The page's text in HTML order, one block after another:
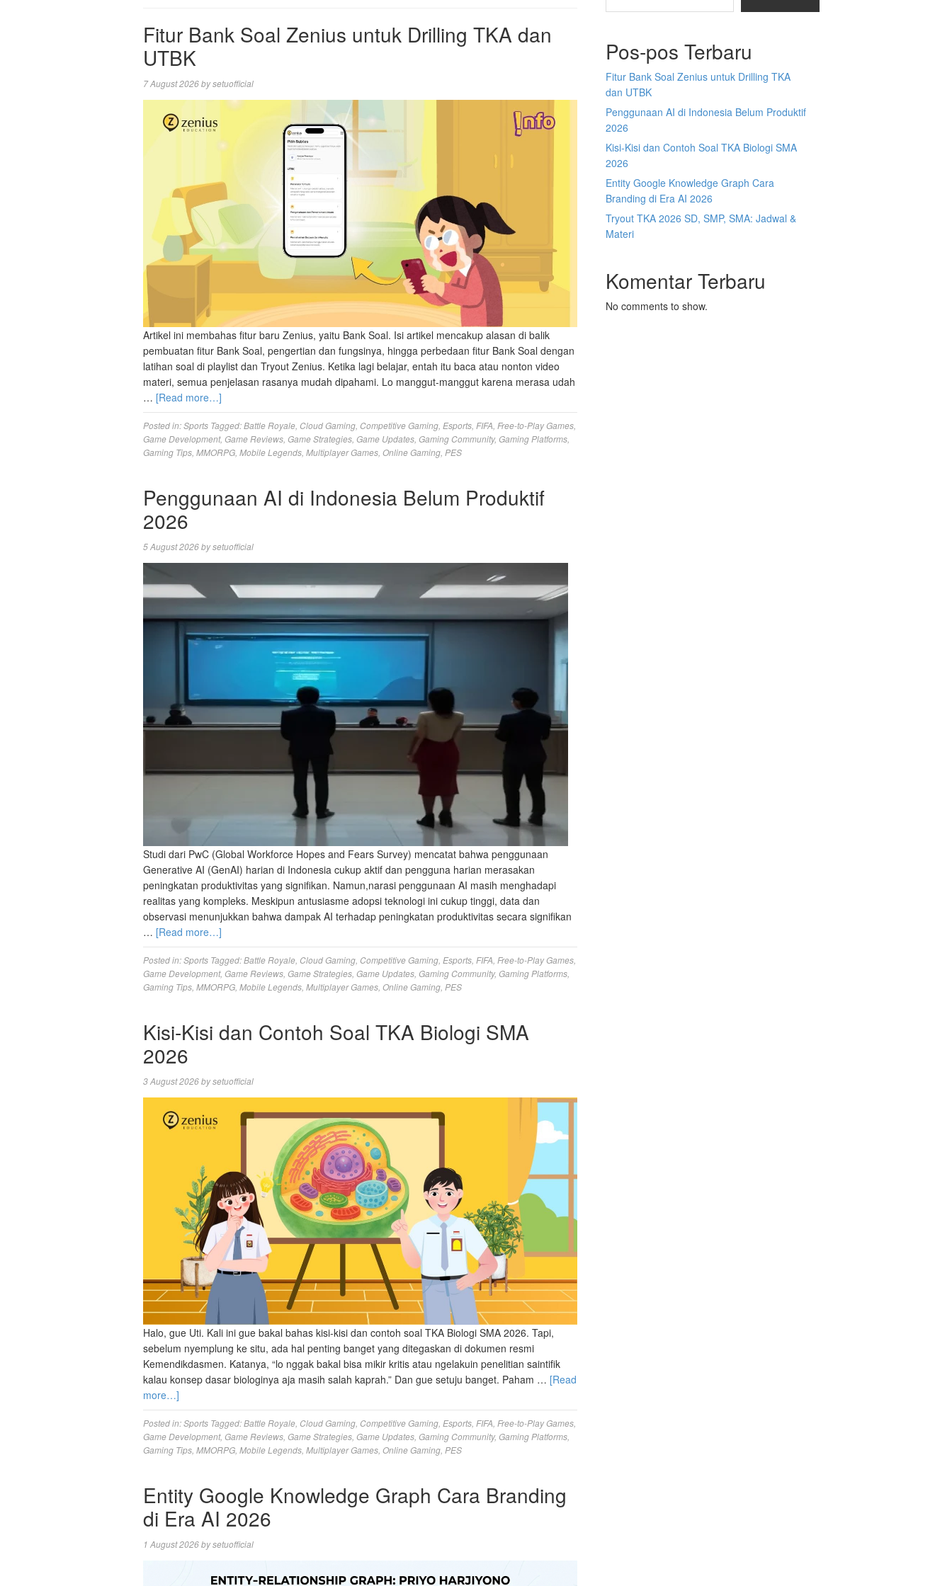
Fitur Bank Soal Zenius untuk Drilling TKA dan
UTBK
7 August 2026bysetuofficial
Artikel ini membahas fitur baru Zenius, yaitu Bank Soal. Isi artikel mencakup alasan di balik
pembuatan fitur Bank Soal, pengertian dan fungsinya, hingga perbedaan fitur Bank Soal dengan
latihan soal di playlist dan Tryout Zenius. Ketika lagi belajar, entah itu baca atau nonton video
materi, semua penjelasan rasanya mudah dipahami. Lo manggut-manggut karena merasa udah
… [Read more…]
Posted in:Sports Tagged:Battle Royale Cloud Gaming Competitive Gaming Esports FIFA Free-to-Play Games
Game Development, Game Reviews Game Strategies Game Updates Gaming Community, Gaming Platforms
Gaming Tips MMORPG Mobile Legends Multiplayer Games Online Gaming PES
Penggunaan AI di Indonesia Belum Produktif
2026
5 August 2026bysetuofficial
Studi dari PwC (Global Workforce Hopes and Fears Survey) mencatat bahwa penggunaan
Generative AI (GenAI) harian di Indonesia cukup aktif dan pengguna harian merasakan
peningkatan produktivitas yang signifikan. Namun,narasi penggunaan AI masih menghadapi
realitas yang kompleks. Meskipun antusiasme adopsi teknologi ini cukup tinggi, data dan
observasi menunjukkan bahwa dampak AI terhadap peningkatan produktivitas secara signifikan
… [Read more…]
Posted in:Sports Tagged:Battle Royale Cloud Gaming Competitive Gaming Esports FIFA Free-to-Play Games
Game Development, Game Reviews Game Strategies Game Updates Gaming Community, Gaming Platforms
Gaming Tips MMORPG Mobile Legends Multiplayer Games Online Gaming PES
Kisi-Kisi dan Contoh Soal TKA Biologi SMA
2026
3 August 2026bysetuofficial
Halo, gue Uti. Kali ini gue bakal bahas kisi-kisi dan contoh soal TKA Biologi SMA 2026. Tapi,
sebelum nyemplung ke situ, ada hal penting banget yang ditegaskan di dokumen resmi
Kemendikdasmen. Katanya, “lo nggak bakal bisa mikir kritis atau ngelakuin penelitian saintifik
kalau konsep dasar biologinya aja masih salah kaprah.” Dan gue setuju banget. Paham … [Read
more…]
Posted in:Sports Tagged:Battle Royale Cloud Gaming Competitive Gaming Esports FIFA Free-to-Play Games
Game Development, Game Reviews Game Strategies Game Updates Gaming Community, Gaming Platforms
Gaming Tips MMORPG Mobile Legends Multiplayer Games Online Gaming PES
Entity Google Knowledge Graph Cara Branding
di Era AI 2026
1 August 2026bysetuofficial
Pos-pos Terbaru
Fitur Bank Soal Zenius untuk Drilling TKA
dan UTBK
Penggunaan AI di Indonesia Belum Produktif
2026
Kisi-Kisi dan Contoh Soal TKA Biologi SMA
2026
Entity Google Knowledge Graph Cara
Branding di Era AI 2026
Tryout TKA 2026 SD, SMP, SMA: Jadwal &
Materi
Komentar Terbaru
No comments to show.